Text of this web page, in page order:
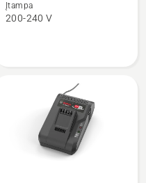
apie
Akumuliatorių
Įtampa
200-240 V